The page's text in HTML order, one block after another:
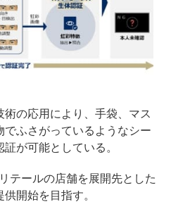
の応用により、手袋、マス
でふさがっているようなシー
が可能としている。
テールの店舗を展開先とした
開始を目指す。